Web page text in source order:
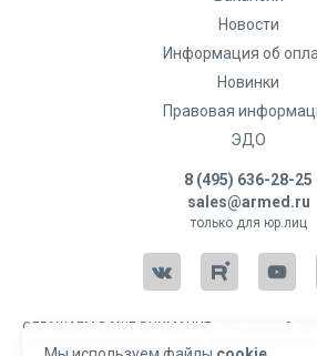
Новости
Информация об
Новинки
Правовая
ЭДО
8 (495) 636-28-25
sales@armed.ru
только для юр.лиц
ОБРАЩАЕМ ВАШЕ ВНИМАНИЕ, что данный